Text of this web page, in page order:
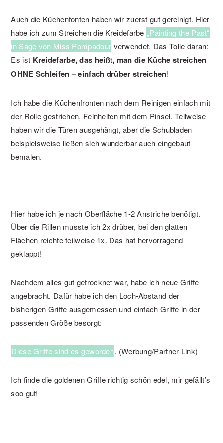
Auch die Küchenfonten haben wir zuerst gut gereinigt. Hier
habe ich zum Streichen die Kreidefarbe „Painting the Past“
in Sage von Miss Pompadour verwendet. Das Tolle daran:
Es ist Kreidefarbe, das heißt, man die Küche streichen
OHNE Schleifen – einfach drüber streichen!
Ich habe die Küchenfronten nach dem Reinigen einfach mit
der Rolle gestrichen, Feinheiten mit dem Pinsel. Teilweise
haben wir die Türen ausgehängt, aber die Schubladen
beispielsweise ließen sich wunderbar auch eingebaut
bemalen.
Hier habe ich je nach Oberfläche 1-2 Anstriche benötigt.
Über die Rillen musste ich 2x drüber, bei den glatten
Flächen reichte teilweise 1x. Das hat hervorragend
geklappt!
Nachdem alles gut getrocknet war, habe ich neue Griffe
angebracht. Dafür habe ich den Loch-Abstand der
bisherigen Griffe ausgemessen und einfach Griffe in der
passenden Größe besorgt:
Diese Griffe sind es geworden. (Werbung/Partner-Link)
Ich finde die goldenen Griffe richtig schön edel, mir gefällt’s
soo gut!